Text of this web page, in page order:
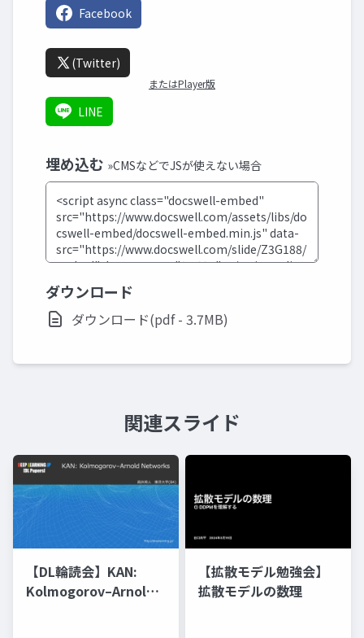
Facebook
(Twitter)
またはPlayer版
LINE
埋め込む »CMSなどでJSが使えない場合
ダウンロード
ダウンロード(pdf - 3.7MB)
関連スライド
【DL輪読会】KAN:
Kolmogorov–Arnold
【拡散モデル勉強会】
拡散モデルの数理